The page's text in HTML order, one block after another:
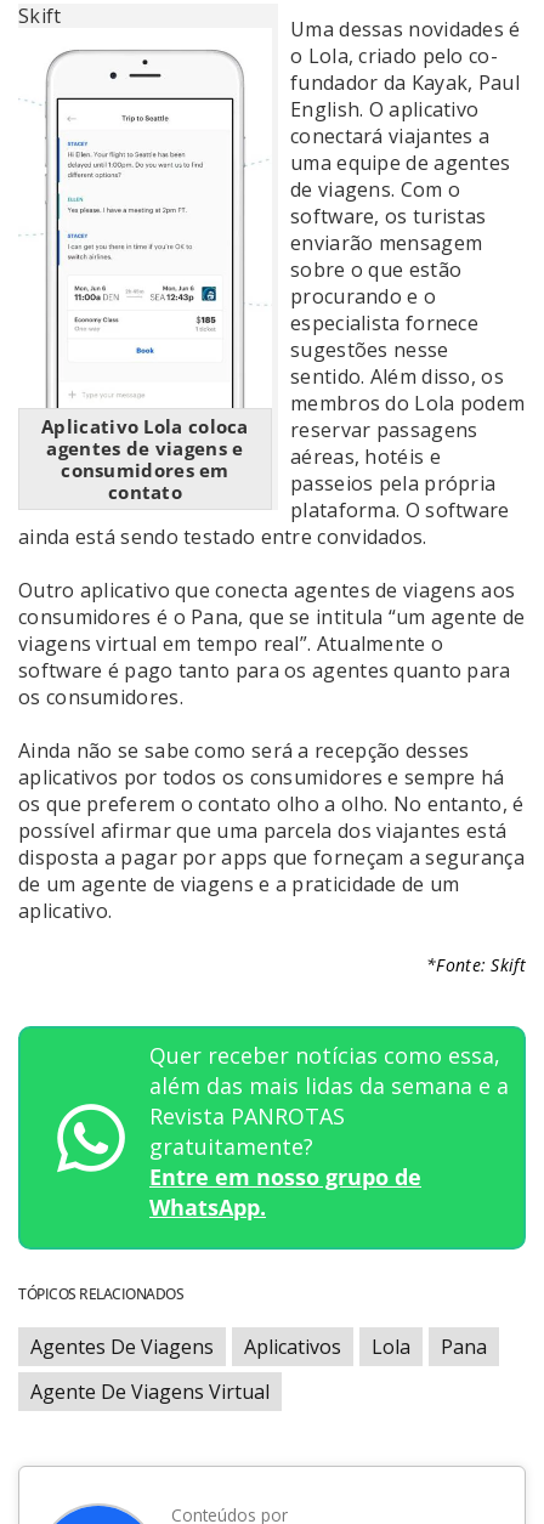
Skift
Aplicativo Lola coloca
agentes de viagens e
consumidores em
contato
Uma dessas novidades é
o Lola, criado pelo co-
fundador da Kayak, Paul
English. O aplicativo
conectará viajantes a
uma equipe de agentes
de viagens. Com o
software, os turistas
enviarão mensagem
sobre o que estão
procurando e o
especialista fornece
sugestões nesse
sentido. Além disso, os
membros do Lola podem
reservar passagens
aéreas, hotéis e
passeios pela própria
plataforma. O software
ainda está sendo testado entre convidados.
Outro aplicativo que conecta agentes de viagens aos
consumidores é o Pana, que se intitula “um agente de
viagens virtual em tempo real”. Atualmente o
software é pago tanto para os agentes quanto para
os consumidores.
Ainda não se sabe como será a recepção desses
aplicativos por todos os consumidores e sempre há
os que preferem o contato olho a olho. No entanto, é
possível afirmar que uma parcela dos viajantes está
disposta a pagar por apps que forneçam a segurança
de um agente de viagens e a praticidade de um
aplicativo.
*Fonte: Skift
Quer receber notícias como essa,
além das mais lidas da semana e a
Revista PANROTAS
gratuitamente?
Entre em nosso grupo de
WhatsApp.
TÓPICOS RELACIONADOS
Agentes De Viagens Aplicativos Lola
Pana
Agente De Viagens Virtual
Conteúdos por